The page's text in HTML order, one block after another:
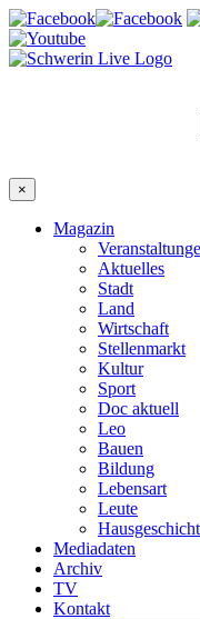
×
Magazin
Aktuelles
Stadt
Land
Wirtschaft
Stellenmarkt
Kultur
Sport
Doc aktuell
Leo
Bauen
Bildung
Lebensart
Leute
Mediadaten
Archiv
TV
Kontakt